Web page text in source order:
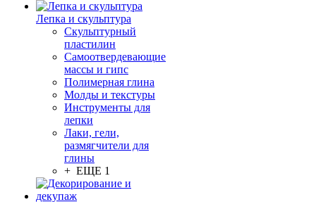
Лепка и скульптура
Скульптурный
пластилин
Самоотвердевающие
массы и гипс
Полимерная глина
Молды и текстуры
Инструменты для
лепки
Лаки, гели,
размягчители для
глины
+ ЕЩЕ 1